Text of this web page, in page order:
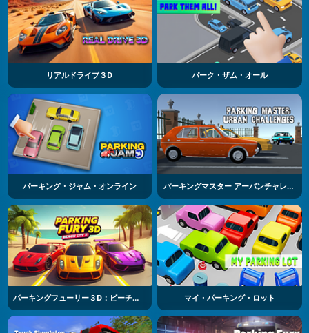
リアルドライブ３D パーク・ザム・オール
パーキング・ジャム・オンライン パーキングマスター アーバンチャレンジズ
パーキングフューリー３D：ビーチシティ２ マイ・パーキング・ロット